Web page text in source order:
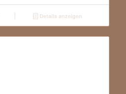
Details anzeigen